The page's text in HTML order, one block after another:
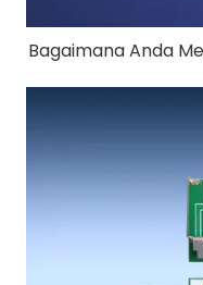
Bagaimana Anda